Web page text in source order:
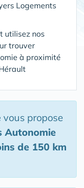
Logements
utilisez nos
trouver
à proximité
propose
Autonomie
de 150 km